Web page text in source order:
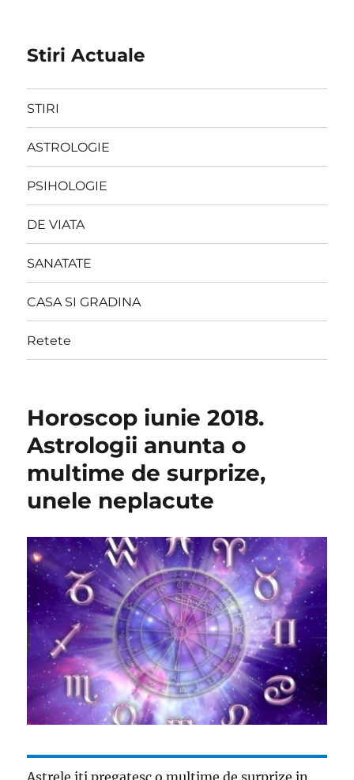
Stiri Actuale
STIRI
ASTROLOGIE
PSIHOLOGIE
DE VIATA
SANATATE
CASA SI GRADINA
Retete
Horoscop iunie 2018.
Astrologii anunta o
multime de surprize,
unele neplacute
Astrele iti pregatesc o multime de surprize in